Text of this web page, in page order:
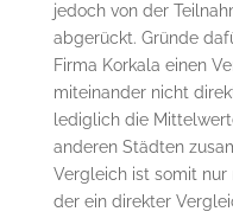
jedoch von der
abgerückt. Gründe
Firma Korkala einen
miteinander nicht
lediglich die
anderen Städten
Vergleich ist somit
der ein direkter